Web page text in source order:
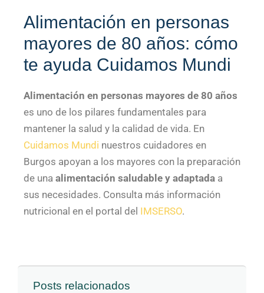
Alimentación en personas
mayores de 80 años: cómo
te ayuda Cuidamos Mundi
Alimentación en personas mayores de 80 años
es uno de los pilares fundamentales para
mantener la salud y la calidad de vida. En
Cuidamos Mundi nuestros cuidadores en
Burgos apoyan a los mayores con la preparación
de una alimentación saludable y adaptada a
sus necesidades. Consulta más información
nutricional en el portal del IMSERSO.
Posts relacionados